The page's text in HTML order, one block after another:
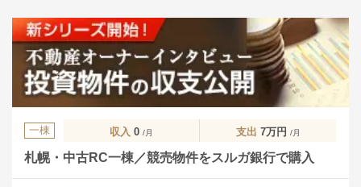
一棟 収入 0 /月 支出 7万円 /月
札幌・中古RC一棟／競売物件をスルガ銀行で購入